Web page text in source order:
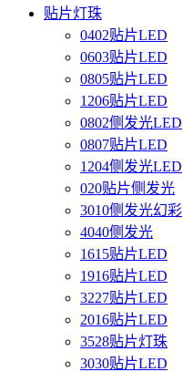
贴片灯珠
0402贴片LED
0603贴片LED
0805贴片LED
1206贴片LED
0802侧发光LED
0807贴片LED
1204侧发光LED
020贴片侧发光
3010侧发光幻彩
4040侧发光
1615贴片LED
1916贴片LED
3227贴片LED
2016贴片LED
3528贴片灯珠
3030贴片LED